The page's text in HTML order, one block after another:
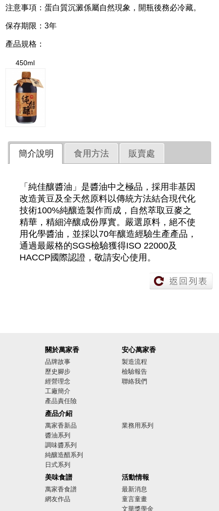
注意事項：蛋白質沉澱係屬自然現象，開瓶後務必冷藏。
保存期限：3年
產品規格：
450ml
簡介說明 食用方法 販賣處
「純佳釀醬油」是醬油中之極品，採用非基因
改造黃豆及全天然原料以傳統方法結合現代化
技術100%純釀造製作而成，自然萃取豆麥之
精華，精細淬釀成份厚實。嚴選原料，絕不使
用化學醬油，並採以70年釀造經驗生產產品，
通過最嚴格的SGS檢驗獲得ISO 22000及
HACCP國際認證，敬請安心使用。
關於萬家香
品牌故事
歷史腳步
經營理念
工廠簡介
產品責任險
廣告影音
產品介紹
萬家香新品
醬油系列
調味醬系列
純釀造醋系列
日式系列
業務用系列
美味食譜
萬家香食譜
網友作品
安心萬家香
製造流程
檢驗報告
聯絡我們
活動情報
最新消息
童言童畫
文華獎學金